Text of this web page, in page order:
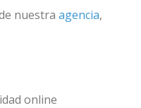
nuestra agencia,
online